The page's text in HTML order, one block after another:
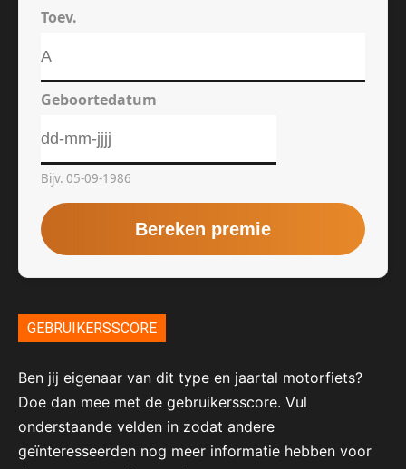
GEBRUIKERSSCORE
Ben jij eigenaar van dit type en jaartal motorfiets?
Doe dan mee met de gebruikersscore. Vul
onderstaande velden in zodat andere
geïnteresseerden nog meer informatie hebben voor